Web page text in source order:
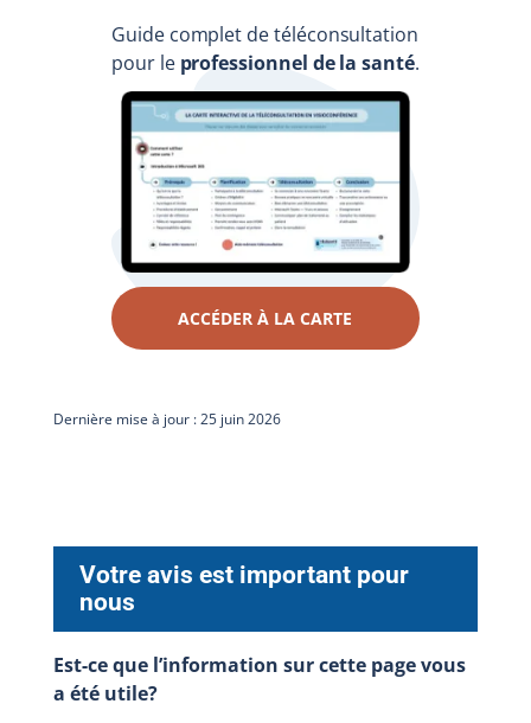
Guide complet de téléconsultation
pour le professionnel de la santé.
ACCÉDER À LA CARTE
Dernière mise à jour : 25 juin 2026
Votre avis est important pour
nous
Est-ce que l’information sur cette page vous
a été utile?